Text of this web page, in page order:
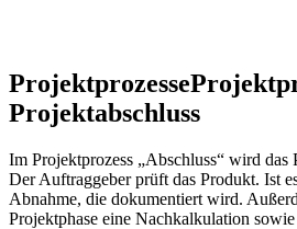
Projektprozesse
Projektabschluss
Im Projektprozess „Abschluss“ wird das
Der Auftraggeber prüft das Produkt. Ist
Abnahme, die dokumentiert wird.
Projektphase eine Nachkalkulation